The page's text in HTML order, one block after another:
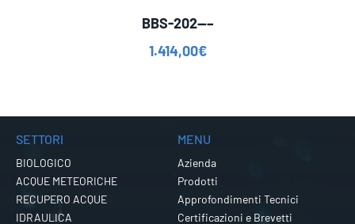
BBS-202—–
1.414,00€
SETTORI
BIOLOGICO
ACQUE METEORICHE
RECUPERO ACQUE
IDRAULICA
MENU
Azienda
Prodotti
Approfondimenti Tecnici
Certificazioni e Brevetti